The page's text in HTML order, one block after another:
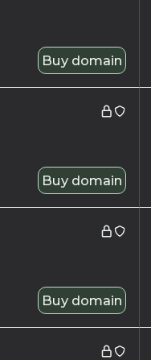
Buy domain
Buy domain
Buy domain